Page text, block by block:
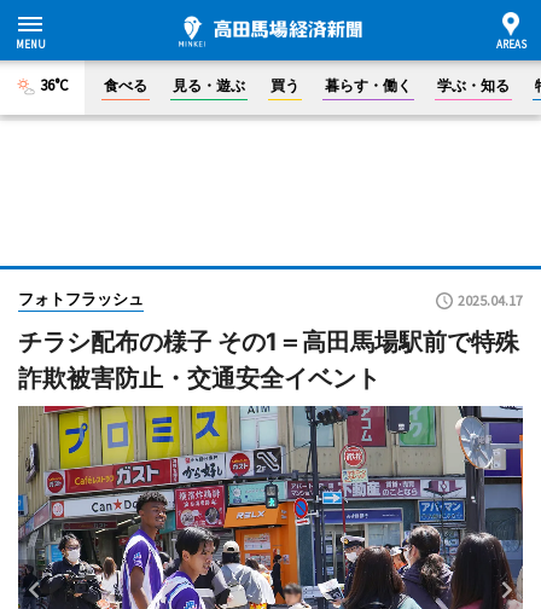
36°C 食べる 見る・遊ぶ 買う 暮らす・働く 学ぶ・知る
フォトフラッシュ 2025.04.17
チラシ配布の様子 その1＝高田馬場駅前で特殊
詐欺被害防止・交通安全イベント